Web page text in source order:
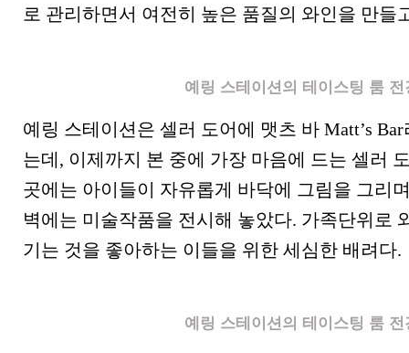
로 관리하면서 여전히 높은 품질의 와인을 만들
예링 스테이션의 테이스팅 룸 전
예링 스테이션은 셀러 도어에 맷츠 바 Matt’s
는데, 이제까지 본 중에 가장 마음에 드는 셀러
곳에는 아이들이 자유롭게 바닥에 그림을 그리
벽에는 미술작품을 전시해 놓았다. 가족단위로
기는 것을 좋아하는 이들을 위한 세심한 배려다.
예링 스테이션의 테이스팅 룸 전